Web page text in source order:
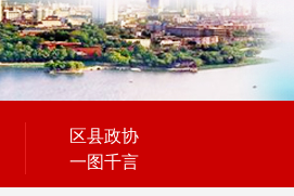
区县政协
一图千言